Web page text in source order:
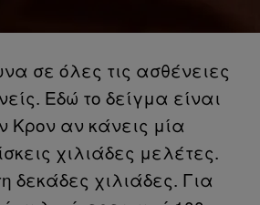
σε όλες τις ασθένειες
Εδώ το δείγμα είναι
Κρον αν κάνεις μία
χιλιάδες μελέτες.
δεκάδες χιλιάδες. Για